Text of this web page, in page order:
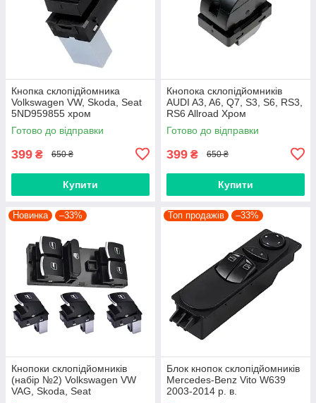
Кнопка склопідйомника
Volkswagen VW, Skoda, Seat
5ND959855 хром
Готово до відправки
399 ₴ 650 ₴
Купити
Кнопока склопідйомників
AUDI A3, A6, Q7, S3, S6, RS3,
RS6 Allroad Хром
4F0959855B, 4F0959855,
4F0959855A
Готово до відправки
399 ₴ 650 ₴
Купити
Новинка –33%
Кнопоки склопідйомників
(набір №2) Volkswagen VW
VAG, Skoda, Seat
Топ продажів –33%
Блок кнопок склопідйомників
Mercedes-Benz Vito W639
2003-2014 р. в.